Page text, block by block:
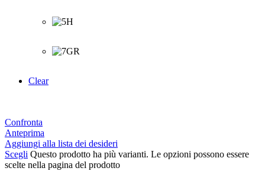
Clear
Confronta
Anteprima
Aggiungi alla lista dei desideri
Scegli Questo prodotto ha più varianti. Le opzioni possono essere
scelte nella pagina del prodotto